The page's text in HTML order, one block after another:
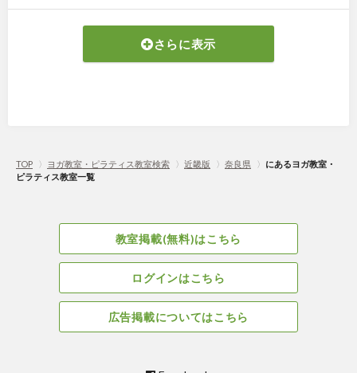
さらに表示
TOP 〉 ヨガ教室・ピラティス教室検索 〉 近畿版 〉 奈良県 〉 にあるヨガ教室・
ピラティス教室一覧
教室掲載(無料)はこちら
ログインはこちら
広告掲載についてはこちら